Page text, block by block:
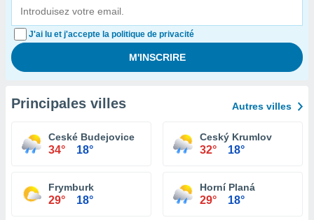
J'ai lu et j'accepte la politique de privacité
Principales villes Autres villes
Ceské Budejovice
34° 18°
Ceský Krumlov
32° 18°
Frymburk
29° 18°
Horní Planá
29° 18°